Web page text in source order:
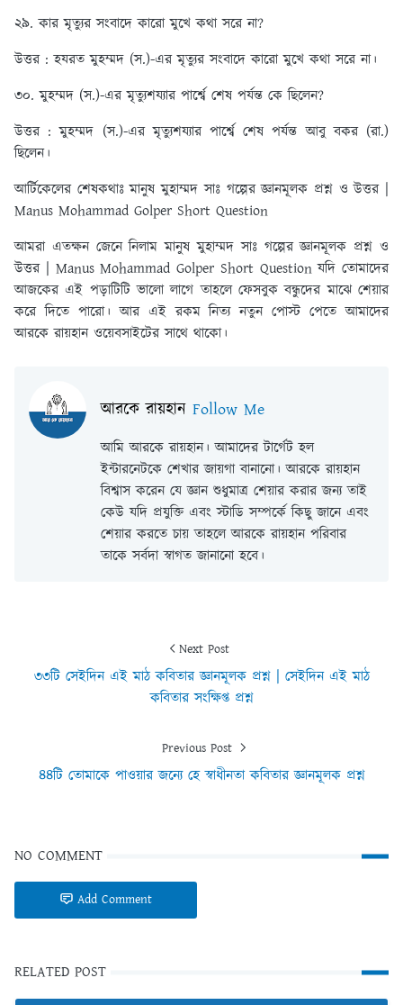
২৯. কার মৃত্যুর সংবাদে কারো মুখে কথা সরে না?
উত্তর : হযরত মুহম্মদ (স.)-এর মৃত্যুর সংবাদে কারো মুখে কথা সরে না।
৩০. মুহম্মদ (স.)-এর মৃত্যুশয্যার পার্শ্বে শেষ পর্যন্ত কে ছিলেন?
উত্তর : মুহম্মদ (স.)-এর মৃত্যুশয্যার পার্শ্বে শেষ পর্যন্ত আবু বকর (রা.)
ছিলেন।
আর্টিকেলের শেষকথাঃমানুষ মুহাম্মদ সাঃ গল্পের জ্ঞানমূলক প্রশ্ন ও উত্তর |
Manus Mohammad Golper Short Question
আমরা এতক্ষন জেনে নিলাম মানুষ মুহাম্মদ সাঃ গল্পের জ্ঞানমূলক প্রশ্ন ও
উত্তর | Manus Mohammad Golper Short Question যদি তোমাদের
আজকের এই পড়াটিটি ভালো লাগে তাহলে ফেসবুক বন্ধুদের মাঝে শেয়ার
করে দিতে পারো। আর এই রকম নিত্য নতুন পোস্ট পেতে আমাদের
আরকে রায়হান ওয়েবসাইটের সাথে থাকো।
আরকে রায়হান Follow Me
আমি আরকে রায়হান। আমাদের টার্গেট হল
ইন্টারনেটকে শেখার জায়গা বানানো। আরকে রায়হান
বিশ্বাস করেন যে জ্ঞান শুধুমাত্র শেয়ার করার জন্য তাই
কেউ যদি প্রযুক্তি এবং স্টাডি সম্পর্কে কিছু জানে এবং
শেয়ার করতে চায় তাহলে আরকে রায়হান পরিবার
তাকে সর্বদা স্বাগত জানানো হবে।
Next Post
৩৩টি সেইদিন এই মাঠ কবিতার জ্ঞানমূলক প্রশ্ন | সেইদিন এই মাঠ
কবিতার সংক্ষিপ্ত প্রশ্ন
Previous Post
৪৪টি তোমাকে পাওয়ার জন্যে হে স্বাধীনতা কবিতার জ্ঞানমূলক প্রশ্ন
NO COMMENT
Add Comment
RELATED POST